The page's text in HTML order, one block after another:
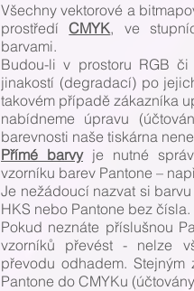
Všechny vektorové a
prostředíCMYK, ve
barvami.
Budou-li v prostoru RGB
jinakostí (degradací) po
takovém případě zákazníka
nabídneme úpravu
barevnosti naše tiskárna
Přímé barvyje nutné
vzorníku barev Pantone –
Je nežádoucí nazvat si barvu
HKS nebo Pantone bez čísla.
Pokud neznáte příslušnou
vzorníků převést - nelze
převodu odhadem.
Pantone do CMYKu